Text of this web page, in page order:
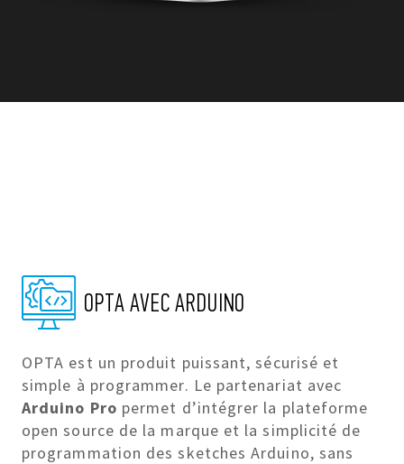
OPTA AVEC ARDUINO
OPTA est un produit puissant, sécurisé et
simple à programmer. Le partenariat avec
Arduino Pro permet d’intégrer la plateforme
open source de la marque et la simplicité de
programmation des sketches Arduino, sans